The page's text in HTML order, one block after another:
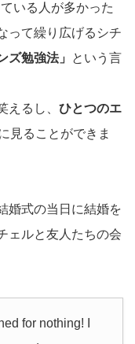
いる人が多かった
って繰り広げるシチ
ズ勉強法」
という言
えるし、 ひとつのエ
見ることができま
婚式の当日に結婚を
ェルと友人たちの会
for nothing! I